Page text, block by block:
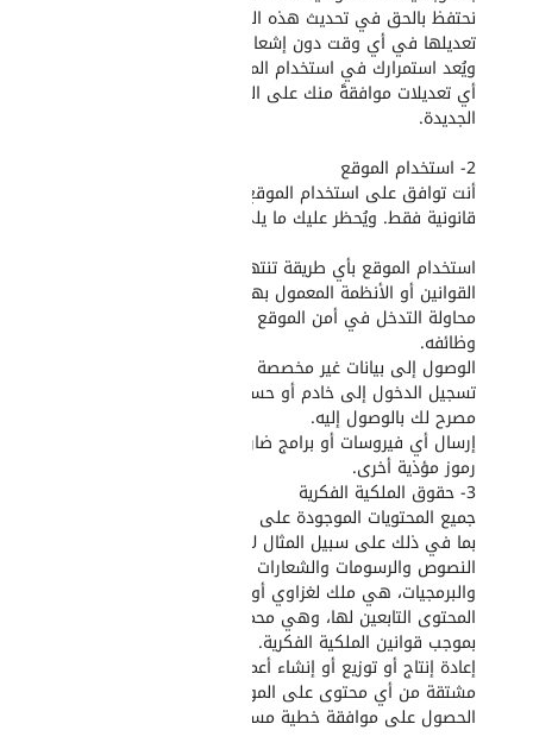
نحتفظ بالحق في تحديث هذه الشروط أو
تعديلها في أي وقت دون إشعار مسبق.
ويُعد استمرارك في استخدام الموقع بعد
أي تعديلات موافقةً منك على الشروط
الجديدة.
2- استخدام الموقع
أنت توافق على استخدام الموقع لأغراض
قانونية فقط. ويُحظر عليك ما يلي:
استخدام الموقع بأي طريقة تنتهك
القوانين أو الأنظمة المعمول بها.
محاولة التدخل في أمن الموقع أو
وظائفه.
الوصول إلى بيانات غير مخصصة لك أو
تسجيل الدخول إلى خادم أو حساب غير
مصرح لك بالوصول إليه.
إرسال أي فيروسات أو برامج ضارة أو أي
رموز مؤذية أخرى.
3- حقوق الملكية الفكرية
جميع المحتويات الموجودة على الموقع،
بما في ذلك على سبيل المثال لا الحصر
النصوص والرسومات والشعارات والصور
والبرمجيات، هي ملك لغزاوي أو لموردي
المحتوى التابعين لها، وهي محمية
بموجب قوانين الملكية الفكرية. لا يجوز لك
إعادة إنتاج أو توزيع أو إنشاء أعمال
مشتقة من أي محتوى على الموقع دون
الحصول على موافقة خطية مسبقة منا.